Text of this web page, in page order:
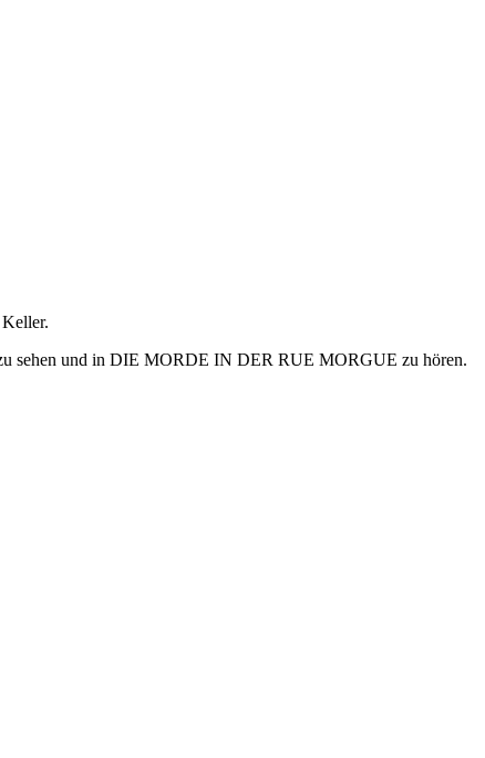
und in DIE MORDE IN DER RUE MORGUE zu hören.